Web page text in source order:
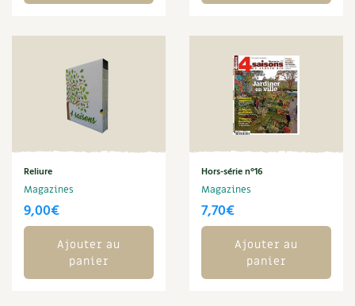
Autonomie
Enfants
Les 4 saisons
Archives
Carnets de saison
Reliure
Magazines
9,00€
Ajouter au
panier
Hors-série n°16
Magazines
7,70€
Ajouter au
panier